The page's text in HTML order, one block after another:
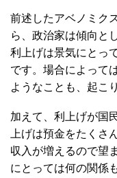
前述したアベノミク
ら、政治家は傾向と
利上げは景気にとっ
です。場合によって
ようなことも、起こ
加えて、利上げが国
上げは預金をたくさ
収入が増えるので望
にとっては何の関係